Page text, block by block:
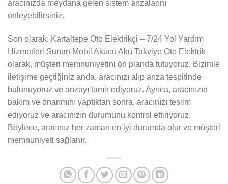
aracınızda meydana gelen sistem arızalarını
önleyebilirsiniz.
Son olarak, Kartaltepe Oto Elektrikçi – 7/24 Yol Yardım
Hizmetleri Sunan Mobil Akücü Akü Takviye Oto Elektrik
olarak, müşteri memnuniyetini ön planda tutuyoruz. Bizimle
iletişime geçtiğiniz anda, aracınızı alıp arıza tespitinde
bulunuyoruz ve arızayı tamir ediyoruz. Ayrıca, aracınızın
bakım ve onarımını yaptıktan sonra, aracınızı teslim
ediyoruz ve aracınızın durumunu kontrol ettiriyoruz.
Böylece, aracınız her zaman en iyi durumda olur ve müşteri
memnuniyeti sağlanır.